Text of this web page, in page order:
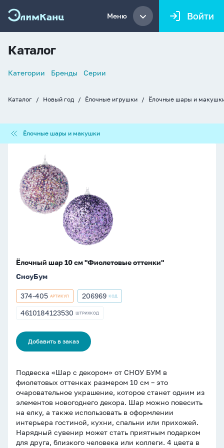
Меню Войти
Каталог
Список
Категории Бренды Серии
Каталог Новый год Ёлочные игрушки Ёлочные шары и
Ёлочные
шары
и
Ёлочные шары и макушки
Ёлочный
10
см
"Фиолетовые
оттенки"
Ёлочный шар 10 см "Фиолетовые оттенки"
СноуБум
Артикул
374-
374-405 АРТИКУЛ
Артикул
206969
206969 КОД
ШТРИХКОД
4610184123530 ШТРИХКОД
Добавить в заказ
Подвеска «Шар с декором» от СНОУ БУМ в
фиолетовых оттенках размером 10 см – это
очаровательное украшение, которое станет одним из
элементов новогоднего декора. Шар можно повесить
на елку, а также использовать в оформлении
интерьера гостиной, кухни, спальни или прихожей.
Нарядный сувенир может стать приятным подарком
для друга, близкого человека или коллеги. 4 цвета в